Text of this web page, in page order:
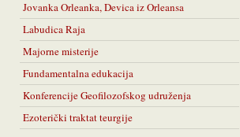
Jovanka Orleanka, Devica iz Orleansa
Labudica Raja
Majorne misterije
Fundamentalna edukacija
Konferencije Geofilozofskog udruženja
Ezoterički traktat teurgije